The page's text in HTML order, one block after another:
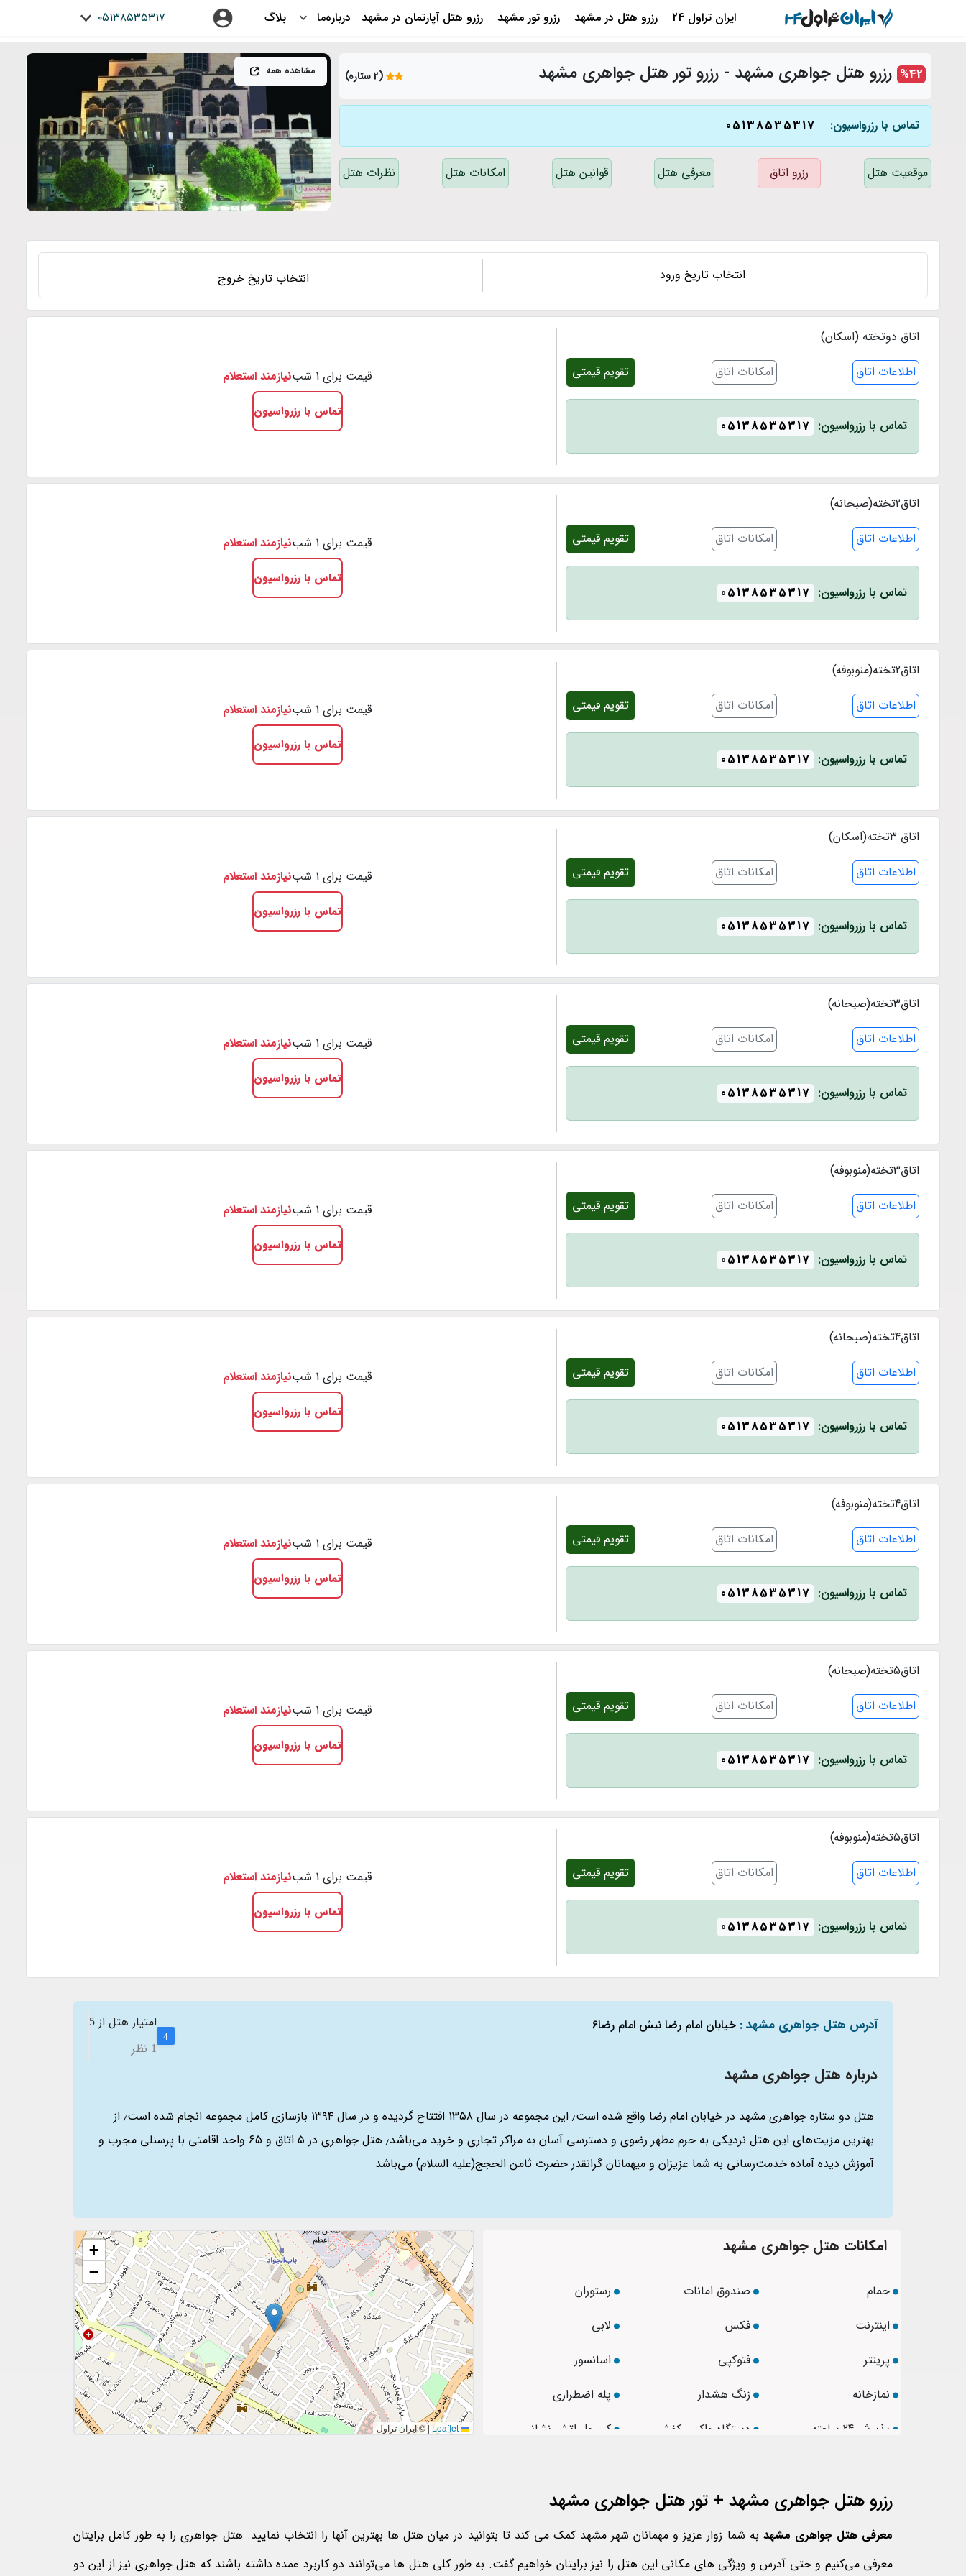
ایران تراول 24 رزرو هتل در مشهد رزرو تور مشهد رزرو هتل آپارتمان در مشهد درباره‌ما بلاگ ۰۵۱۳۸۵۳۵۳۱۷
%42 رزرو هتل جواهری مشهد - رزرو تور هتل جواهری مشهد (2 ستاره)
تماس با رزرواسیون: 05138535317
موقعیت هتل رزرو اتاق معرفی هتل قوانین هتل امکانات هتل نظرات هتل
مشاهده همه
اتاق دوتخته (اسکان)
اطلاعات اتاق
امکانات اتاق تقویم قیمتی
تماس با رزرواسیون: 05138535317
قیمت برای 1 شب نیازمند استعلام
تماس با رزرواسیون
اتاق2تخته(صبحانه)
اطلاعات اتاق
امکانات اتاق تقویم قیمتی
تماس با رزرواسیون: 05138535317
قیمت برای 1 شب نیازمند استعلام
تماس با رزرواسیون
اتاق2تخته(منوبوفه)
اطلاعات اتاق
امکانات اتاق تقویم قیمتی
تماس با رزرواسیون: 05138535317
قیمت برای 1 شب نیازمند استعلام
تماس با رزرواسیون
اتاق 3تخته(اسکان)
اطلاعات اتاق
امکانات اتاق تقویم قیمتی
تماس با رزرواسیون: 05138535317
قیمت برای 1 شب نیازمند استعلام
تماس با رزرواسیون
اتاق3تخته(صبحانه)
اطلاعات اتاق
امکانات اتاق تقویم قیمتی
تماس با رزرواسیون: 05138535317
قیمت برای 1 شب نیازمند استعلام
تماس با رزرواسیون
اتاق3تخته(منوبوفه)
اطلاعات اتاق
امکانات اتاق تقویم قیمتی
تماس با رزرواسیون: 05138535317
قیمت برای 1 شب نیازمند استعلام
تماس با رزرواسیون
اتاق4تخته(صبحانه)
اطلاعات اتاق
امکانات اتاق تقویم قیمتی
تماس با رزرواسیون: 05138535317
قیمت برای 1 شب نیازمند استعلام
تماس با رزرواسیون
اتاق4تخته(منوبوفه)
اطلاعات اتاق
امکانات اتاق تقویم قیمتی
تماس با رزرواسیون: 05138535317
قیمت برای 1 شب نیازمند استعلام
تماس با رزرواسیون
اتاق5تخته(صبحانه)
اطلاعات اتاق
امکانات اتاق تقویم قیمتی
تماس با رزرواسیون: 05138535317
قیمت برای 1 شب نیازمند استعلام
تماس با رزرواسیون
اتاق5تخته(منوبوفه)
اطلاعات اتاق
امکانات اتاق تقویم قیمتی
تماس با رزرواسیون: 05138535317
قیمت برای 1 شب نیازمند استعلام
تماس با رزرواسیون
آدرس هتل جواهری مشهد : خیابان امام رضا نبش امام رضا6
4
امتیاز هتل از 5
1 نظر
درباره هتل جواهری مشهد
هتل دو ستاره جواهری مشهد در خیابان امام رضا واقع شده است٫ این مجموعه در سال ۱۳۵۸ افتتاح گردیده و در سال ۱۳۹۴ بازسازی کامل مجموعه انجام شده است٫ از
بهترین مزیت‌های این هتل نزدیکی به حرم مطهر رضوی و دسترسی آسان به مراکز تجاری و خرید می‌باشد٫ هتل جواهری در ۵ اتاق و ۶۵ واحد اقامتی با پرسنلی مجرب و
آموزش دیده آماده خدمت‌رسانی به شما عزیزان و میهمانان گرانقدر حضرت ثامن الحجج(علیه السلام) می‌باشد
امکانات هتل جواهری مشهد
حمام صندوق امانات
رستوران
اینترنت
فکس
لابی
پرینتر
فتوکپی
اسانسور
نمازخانه
زنگ هشدار
پله اضطراری
پذیرش 24 ساعته
دستگاه واکس کفش
کپسول اتش نشانی
خدمات خانه داری
تلوزیون در لابی
تلفن در اتاق
سرویس بهداشتی فرنگی
سرویس بهداشتی ایرانی آب رایگان
سرویس بهداشتی فرنگی
+
−
Leaflet
|© ایران تراول
رزرو هتل جواهری مشهد + تور هتل جواهری مشهد
معرفی هتل جواهری مشهد به شما زوار عزیز و مهمانان شهر مشهد کمک می‌ کند تا بتوانید در میان هتل‌ ها بهترین آنها را انتخاب نمایید. هتل جواهری را به طور کامل برایتان
معرفی می‌کنیم و حتی آدرس و ویژگی‌ های مکانی این هتل را نیز برایتان خواهیم گفت. به طور کلی هتل‌ ها می‌توانند دو کاربرد عمده داشته باشند که هتل جواهری نیز از این دو